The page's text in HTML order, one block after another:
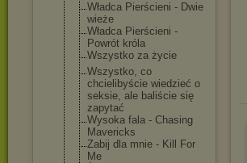
Władca Pierścieni - Dwie
wieże
Władca Pierścieni -
Powrót króla
Wszystko za życie
Wszystko, co
chcielibyście wiedzieć o
seksie, ale baliście się
zapytać
Wysoka fala - Chasing
Mavericks
Zabij dla mnie - Kill For
Me